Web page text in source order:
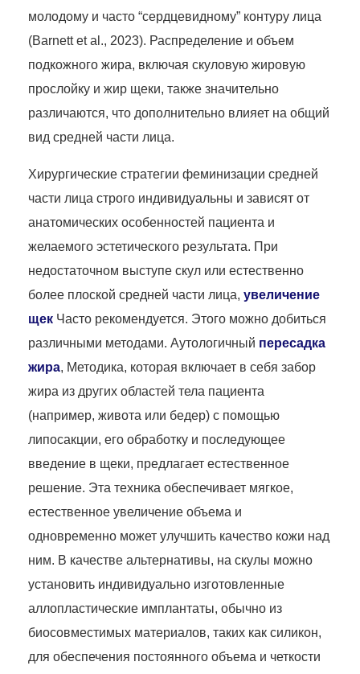
молодому и часто “сердцевидному” контуру лица
(Barnett et al., 2023). Распределение и объем
подкожного жира, включая скуловую жировую
прослойку и жир щеки, также значительно
различаются, что дополнительно влияет на общий
вид средней части лица.
Хирургические стратегии феминизации средней
части лица строго индивидуальны и зависят от
анатомических особенностей пациента и
желаемого эстетического результата. При
недостаточном выступе скул или естественно
более плоской средней части лица, увеличение
щек Часто рекомендуется. Этого можно добиться
различными методами. Аутологичный пересадка
жира, Методика, которая включает в себя забор
жира из других областей тела пациента
(например, живота или бедер) с помощью
липосакции, его обработку и последующее
введение в щеки, предлагает естественное
решение. Эта техника обеспечивает мягкое,
естественное увеличение объема и
одновременно может улучшить качество кожи над
ним. В качестве альтернативы, на скулы можно
установить индивидуально изготовленные
аллопластические имплантаты, обычно из
биосовместимых материалов, таких как силикон,
для обеспечения постоянного объема и четкости